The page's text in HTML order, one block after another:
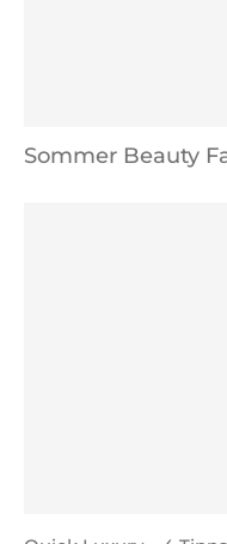
Sommer Beauty